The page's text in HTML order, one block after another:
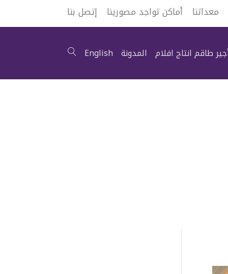
معداتنا أماكن تواجد مصورينا إتصل بنا
طاقم انتاج افلام المدونة English